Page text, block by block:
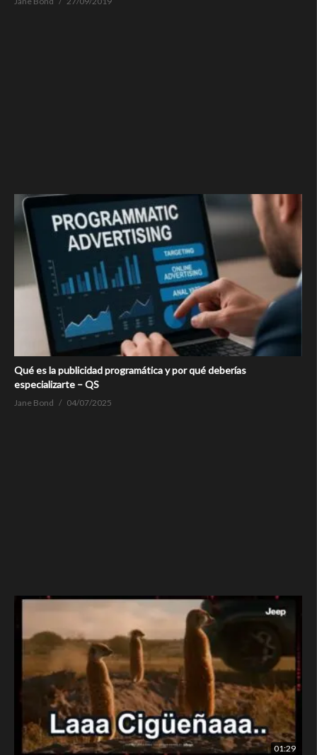
Qué es la publicidad programática y por qué deberías
especializarte – QS
Jane Bond 04/07/2025
01:29